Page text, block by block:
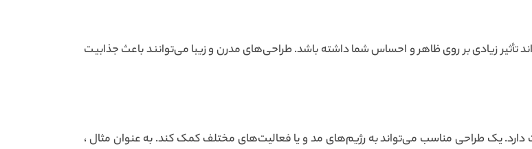
تأثیر زیادی بر روی ظاهر و احساس شما داشته باشد. طراحی‌های مدرن و زیبا می‌توانند باعث جذابیت
یک طراحی مناسب می‌تواند به رژیم‌های مد و یا فعالیت‌های مختلف کمک کند. به عنوان مثال ،